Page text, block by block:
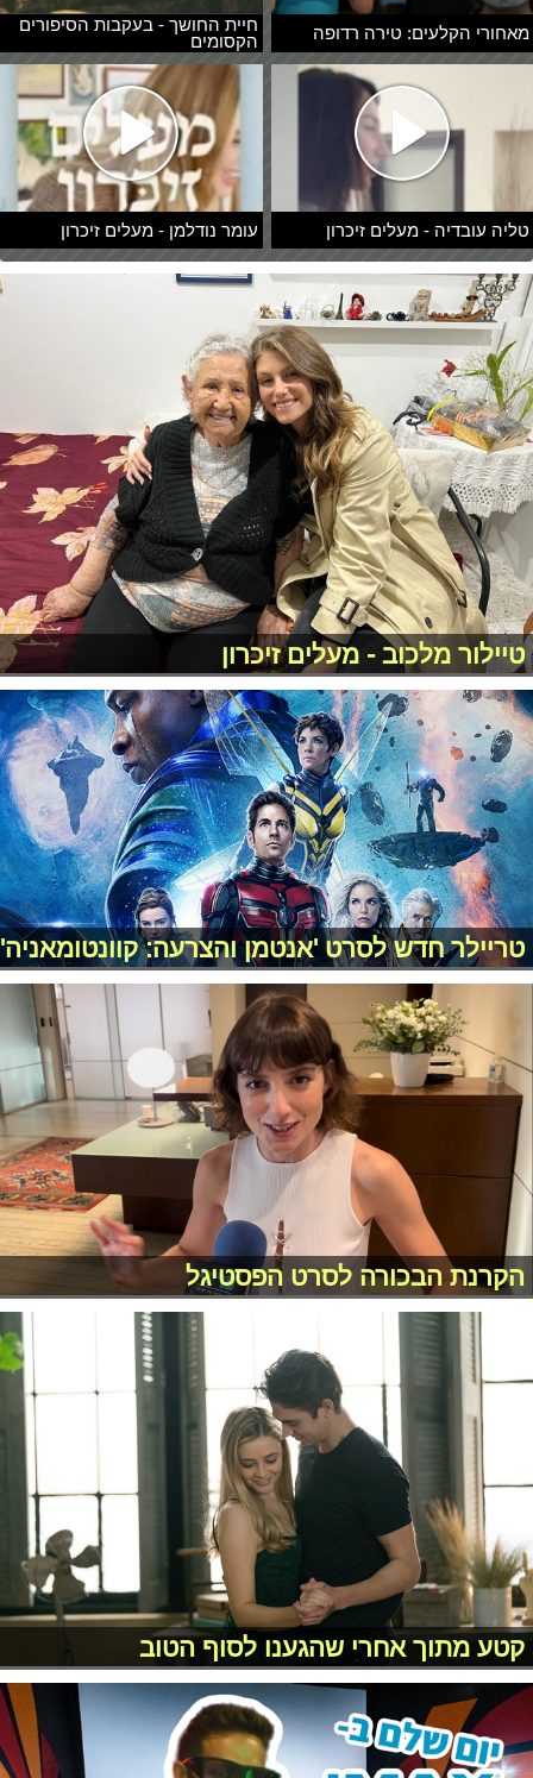
מאחורי הקלעים: טירה רדופה
חיית החושך - בעקבות הסיפורים
הקסומים
טליה עובדיה - מעלים זיכרון עומר נודלמן - מעלים זיכרון
טיילור מלכוב - מעלים זיכרון
טריילר חדש לסרט 'אנטמן והצרעה: קוונטומאניה'
הקרנת הבכורה לסרט הפסטיגל
קטע מתוך אחרי שהגענו לסוף הטוב